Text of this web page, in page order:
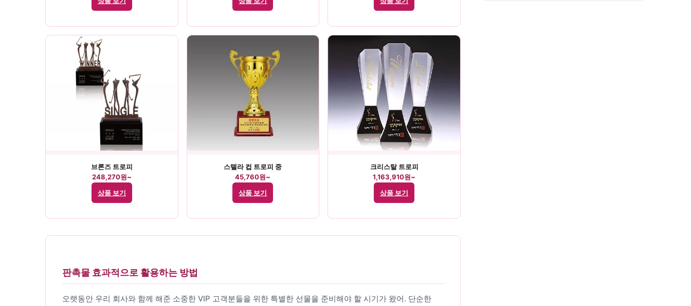
브론즈 트로피
248,270원~
상품 보기
스텔라 컵 트로피 중
45,760원~
상품 보기
크리스탈 트로피
1,163,910원~
상품 보기
판촉물 효과적으로 활용하는 방법
오랫동안 우리 회사와 함께 해준 소중한 VIP 고객분들을 위한 특별한 선물을 준비해야 할 시기가 왔어. 단순한